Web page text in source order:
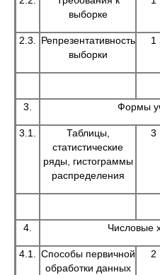
выборке
2.3.
Репрезентативность
выборки
1
3. Формы
3.1.
Таблицы,
статистические
ряды, гистограммы
распределения
3
4. Числовые
4.1.
Способы первичной
обработки данных
2